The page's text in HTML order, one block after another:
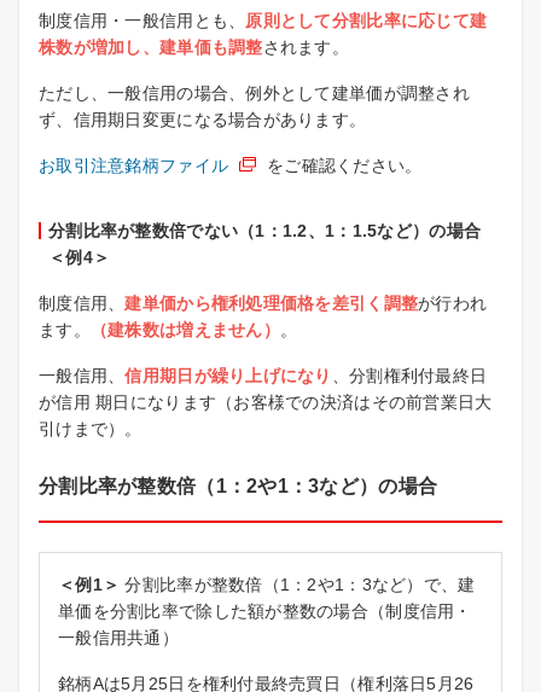
制度信用・一般信用とも、
原則として分割比率に応じて建
株数が増加し、建単価も調整されます。
ただし、一般信用の場合、例外として建単価が調整され
ず、信用期日変更になる場合があります。
お取引注意銘柄ファイル をご確認ください。
分割比率が整数倍でない（1：1.2、1：1.5など）の場合
＜例4＞
制度信用、建単価から権利処理価格を差引く調整が行われ
ます。
（建株数は増えません） 。
一般信用、信用期日が繰り上げになり
、分割権利付最終日
が信用 期日になります（お客様での決済はその前営業日大
引けまで）。
分割比率が整数倍（1：2や1：3など）の場合
＜例1＞ 分割比率が整数倍（1：2や1：3など）で、建
単価を分割比率で除した額が整数の場合（制度信用・
一般信用共通）
銘柄Aは5月25日を権利付最終売買日（権利落日5月26